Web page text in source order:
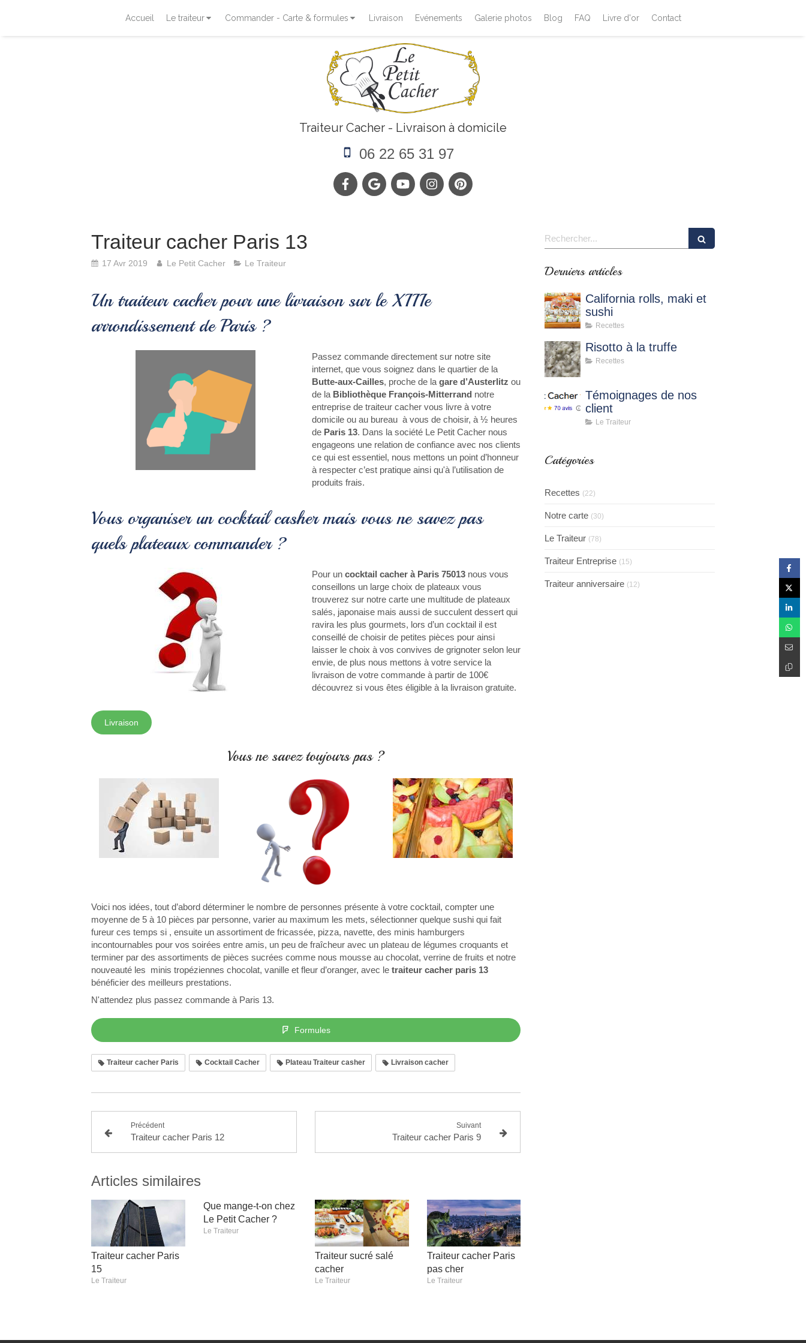
Accueil Le traiteur Commander - Carte & formules Livraison Evénements Galerie photos Blog FAQ Livre d'or Contact
Traiteur Cacher - Livraison à domicile
06 22 65 31 97
Traiteur cacher Paris 13
17 Avr 2019 Le Petit Cacher Le Traiteur
Un traiteur cacher pour une livraison sur le XIIIe
arrondissement de Paris ?
Passez commande directement sur notre site
internet, que vous soignez dans le quartier de la
Butte-aux-Cailles, proche de la gare d’Austerlitz ou
de la Bibliothèque François-Mitterrand notre
entreprise de traiteur cacher vous livre à votre
domicile ou au bureau à vous de choisir, à ½ heures
de Paris 13. Dans la société Le Petit Cacher nous
engageons une relation de confiance avec nos clients
ce qui est essentiel, nous mettons un point d’honneur
à respecter c’est pratique ainsi qu'à l’utilisation de
produits frais.
Vous organiser un cocktail casher mais vous ne savez pas
quels plateaux commander ?
Pour un cocktail cacher à Paris 75013 nous vous
conseillons un large choix de plateaux vous
trouverez sur notre carte une multitude de plateaux
salés, japonaise mais aussi de succulent dessert qui
ravira les plus gourmets, lors d’un cocktail il est
conseillé de choisir de petites pièces pour ainsi
laisser le choix à vos convives de grignoter selon leur
envie, de plus nous mettons à votre service la
livraison de votre commande à partir de 100€
découvrez si vous êtes éligible à la livraison gratuite.
Livraison
Vous ne savez toujours pas ?
Voici nos idées, tout d’abord déterminer le nombre de personnes présente à votre cocktail, compter une
moyenne de 5 à 10 pièces par personne, varier au maximum les mets, sélectionner quelque sushi qui fait
fureur ces temps si , ensuite un assortiment de fricassée, pizza, navette, des minis hamburgers
incontournables pour vos soirées entre amis, un peu de fraîcheur avec un plateau de légumes croquants et
terminer par des assortiments de pièces sucrées comme nous mousse au chocolat, verrine de fruits et notre
nouveauté les minis tropéziennes chocolat, vanille et fleur d’oranger, avec le traiteur cacher paris 13
bénéficier des meilleurs prestations.
N'attendez plus passez commande à Paris 13.
Formules
Traiteur cacher Paris Cocktail Cacher Plateau Traiteur casher Livraison cacher
Précédent
Traiteur cacher Paris 12
Suivant
Traiteur cacher Paris 9
Articles similaires
Traiteur cacher Paris
15
Le Traiteur
Que mange-t-on chez
Le Petit Cacher ?
Le Traiteur
Traiteur sucré salé
cacher
Le Traiteur
Traiteur cacher Paris
pas cher
Le Traiteur
Rechercher
Derniers articles
California rolls, maki et
sushi
Recettes
Risotto à la truffe
Recettes
Témoignages de nos
client
Le Traiteur
Catégories
Recettes (22)
Notre carte (30)
Le Traiteur (78)
Traiteur Entreprise (15)
Traiteur anniversaire (12)